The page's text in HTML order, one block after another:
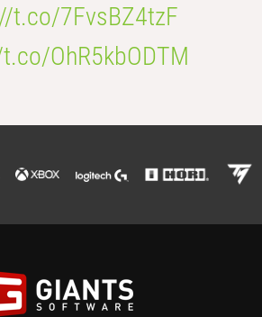
t.co/7FvsBZ4tzF
OhR5kbODTM